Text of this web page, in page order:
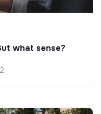
what sense?